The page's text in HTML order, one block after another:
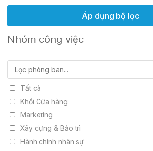
Áp dụng bộ lọc
Nhóm công việc
Tất cả
Khối Cửa hàng
Marketing
Xây dựng & Bảo trì
Hành chính nhân sự